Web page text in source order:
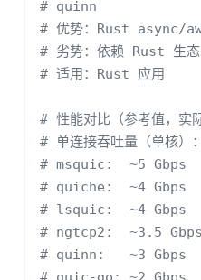
# quinn
# 优势：Rust async/
# 劣势：依赖 Rust 生态
# 适用：Rust 应用
# 性能对比（参考值，实
# 单连接吞吐量（单核）：
# msquic:  ~5 Gbps
# quiche:  ~4 Gbps
# lsquic:  ~4 Gbps
# ngtcp2:  ~3.5 Gbps
# quinn:   ~3 Gbps